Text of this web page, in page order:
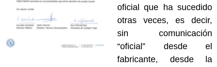
oficial que ha sucedido
otras veces, es decir,
sin comunicación
“oficial” desde el
fabricante, desde la